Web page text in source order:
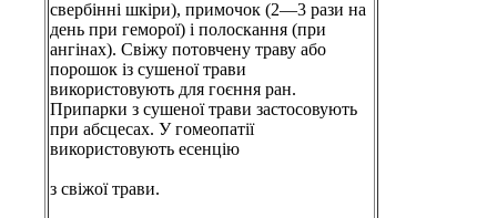
свербінні шкіри), примочок (2—3 рази на
день при геморої) і полоскання (при
ангінах). Свіжу потовчену траву або
порошок із сушеної трави
використовують для гоєння ран.
Припарки з сушеної трави застосовують
при абсцесах. У гомеопатії
використовують есенцію
з свіжої трави.